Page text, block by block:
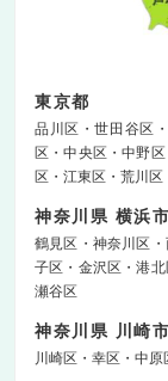
東京都
品川区 世田谷区
区
中央区 中野区
区
江東区 荒川区
神奈川県 横浜市
鶴見区 神奈川区
子区
金沢区 港北
瀬谷区
神奈川県 川崎市
川崎区 幸区 中原